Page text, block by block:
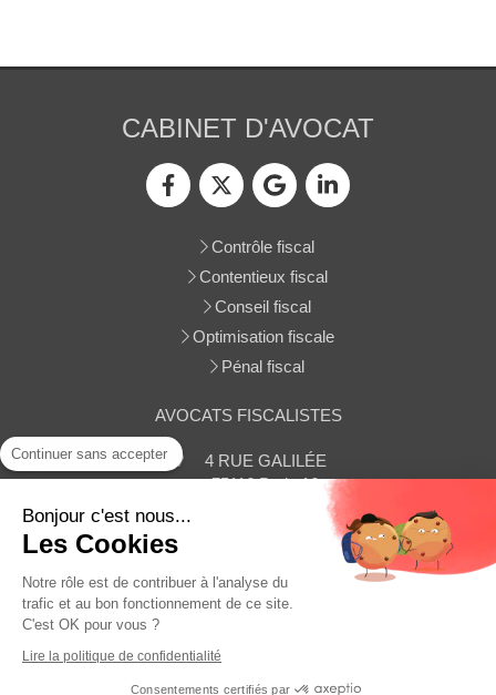
CABINET D'AVOCAT
Contrôle fiscal
Contentieux fiscal
Conseil fiscal
Optimisation fiscale
Pénal fiscal
AVOCATS FISCALISTES
4 RUE GALILÉE
75116 Paris 16
Afficher le téléphone
Mentions légales
Continuer sans accepter
Bonjour c'est nous...
Les Cookies
Notre rôle est de contribuer à l'analyse du
trafic et au bon fonctionnement de ce site.
C'est OK pour vous ?
Lire la politique de confidentialité
Consentements certifiés par